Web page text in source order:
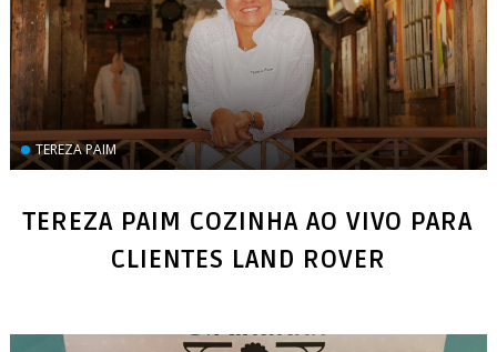
TEREZA PAIM
TEREZA PAIM COZINHA AO VIVO PARA